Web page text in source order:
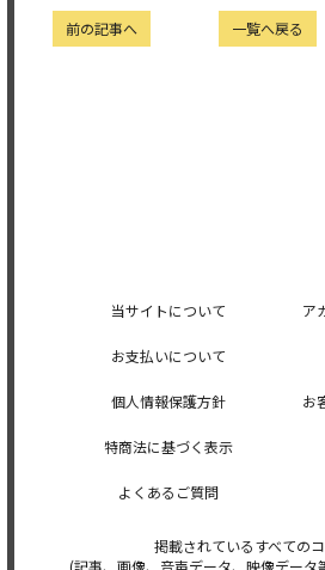
一覧へ戻る
前の記事へ
当サイトについて ア
お支払いについて
個人情報保護方針 お
特商法に基づく表示
よくあるご質問
掲載されているすべての
(記事、画像、音声データ、映像データ